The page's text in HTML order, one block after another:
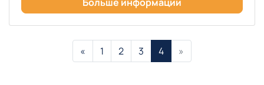
« 1 2 3 4 »